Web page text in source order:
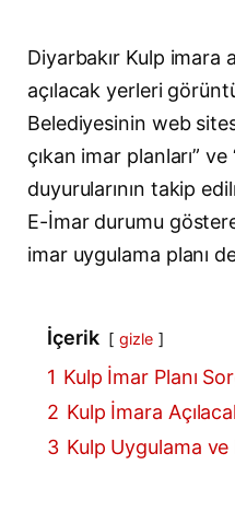
Diyarbakır Kulp imara
açılacak yerleri
Belediyesinin web
çıkan imar planları”
duyurularının takip
E-İmar durumu
imar uygulama planı
İçerik gizle
1 Kulp İmar Planı
2 Kulp İmara
3 Kulp Uygulama ve